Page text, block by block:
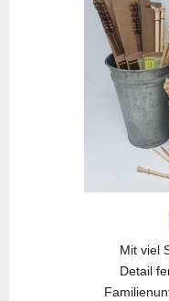
Mit viel
Detail